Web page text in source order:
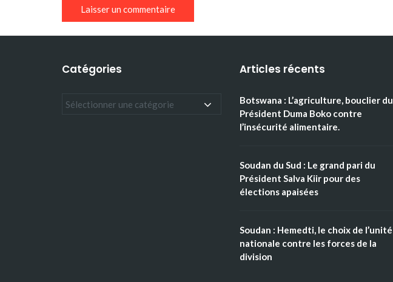
Catégories Articles récents
Botswana : L’agriculture, bouclier du
Président Duma Boko contre
l’insécurité alimentaire.
Soudan du Sud : Le grand pari du
Président Salva Kiir pour des
élections apaisées
Soudan : Hemedti, le choix de l’unité
nationale contre les forces de la
division